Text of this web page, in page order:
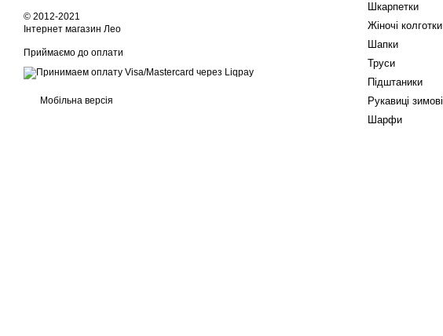
© 2012-2021
Інтернет магазин Лео
Приймаємо до оплати
Мобільна версія
Шкарпетки
Жіночі колготки
Шапки
Труси
Підштаники
Рукавиці зимові
Шарфи